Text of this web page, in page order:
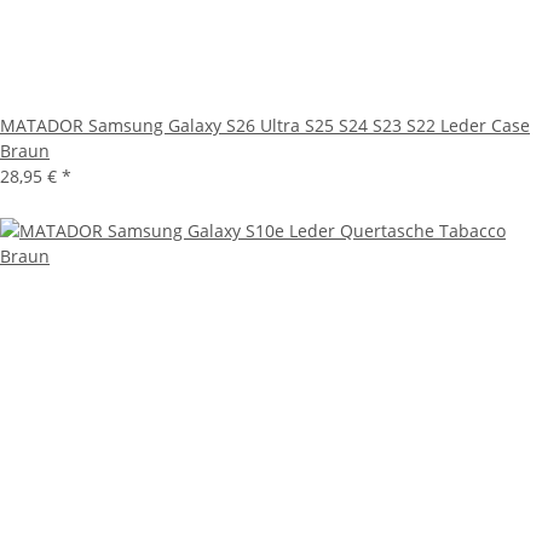
MATADOR Samsung Galaxy S26 Ultra S25 S24 S23 S22 Leder Case
Braun
28,95 € *